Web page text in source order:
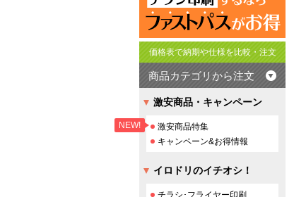
価格表で納期や仕様を比較・注文
商品カテゴリから注文
激安商品・キャンペーン
NEW!
激安商品特集
キャンペーン&お得情報
イロドリのイチオシ！
チラシ･フライヤー印刷